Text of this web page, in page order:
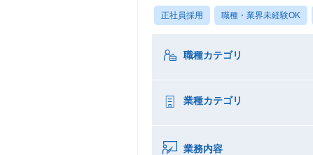
正社員採用 職種・業界未経験OK
職種カテゴリ
業種カテゴリ
業務内容